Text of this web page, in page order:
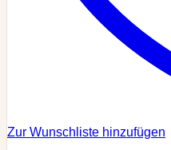
Zur Wunschliste hinzufügen